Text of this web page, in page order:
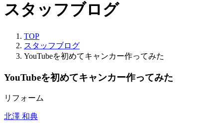
スタッフブログ
TOP
スタッフブログ
YouTubeを初めてキャンカー作ってみた
YouTubeを初めてキャンカー作ってみた
リフォーム
北澤 和典